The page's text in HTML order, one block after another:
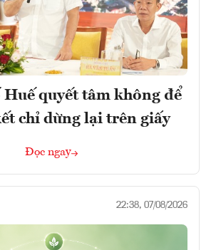
quyết tâm không để
chỉ dừng lại trên giấy
Đọc ngay
22:38, 07/08/2026